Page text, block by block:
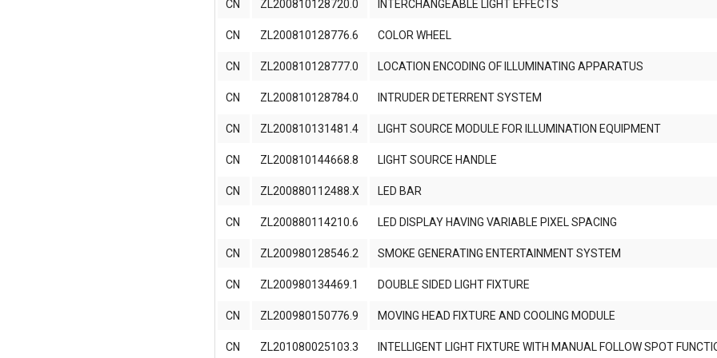
CN ZL200810128720.0 INTERCHANGEABLE LIGHT EFFECTS
CN ZL200810128776.6 COLOR WHEEL
CN ZL200810128777.0 LOCATION ENCODING OF ILLUMINATING APPARATUS
CN ZL200810128784.0 INTRUDER DETERRENT SYSTEM
CN ZL200810131481.4 LIGHT SOURCE MODULE FOR ILLUMINATION EQUIPMENT
CN ZL200810144668.8 LIGHT SOURCE HANDLE
CN ZL200880112488.X LED BAR
CN ZL200880114210.6 LED DISPLAY HAVING VARIABLE PIXEL SPACING
CN ZL200980128546.2 SMOKE GENERATING ENTERTAINMENT SYSTEM
CN ZL200980134469.1 DOUBLE SIDED LIGHT FIXTURE
CN ZL200980150776.9 MOVING HEAD FIXTURE AND COOLING MODULE
CN ZL201080025103.3 INTELLIGENT LIGHT FIXTURE WITH MANUAL FOLLOW SPOT